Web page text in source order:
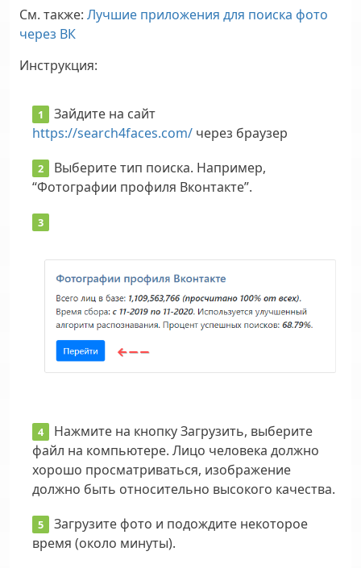
См. также: Лучшие приложения для поиска фото
через ВК
Инструкция:
Зайдите на сайт
https://search4faces.com/ через браузер
Выберите тип поиска. Например,
“Фотографии профиля Вконтакте”.
Нажмите на кнопку Загрузить, выберите
файл на компьютере. Лицо человека должно
хорошо просматриваться, изображение
должно быть относительно высокого качества.
Загрузите фото и подождите некоторое
время (около минуты).